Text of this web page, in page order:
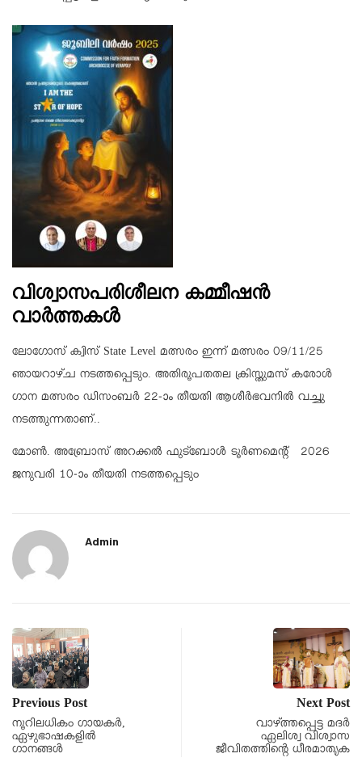
വിശ്വാസപരിശീലന കമ്മീഷന്‍
വാര്‍ത്തകള്‍
ലോഗോസ് ക്വിസ് State Level മത്സരം ഇന്ന് മത്സരം 09/11/25
ഞായറാഴ്ച നടത്തപ്പെടും. അതിരൂപതതല ക്രിസ്തുമസ്‌ കരോള്‍
ഗാന മത്സരം ഡിസംബര്‍ 22-ാം തീയതി ആശീര്‍ഭവനില്‍ വച്ചു
നടത്തുന്നതാണ്..
മോണ്‍. അബ്രോസ് അറക്കല്‍ ഫുട്‌ബോള്‍ ടൂര്‍ണമെന്റ് 2026
ജനുവരി 10-ാം തീയതി നടത്തപ്പെടും
Admin
Previous Post
നൂറിലധികം ഗായകർ,
ഏഴുഭാഷകളിൽ
ഗാനങ്ങൾ
Next Post
വാഴ്ത്തപ്പെട്ട മദര്‍
ഏലിശ്വ വിശ്വാസ
ജീവിതത്തിൻ്റെ ധീരമാതൃക